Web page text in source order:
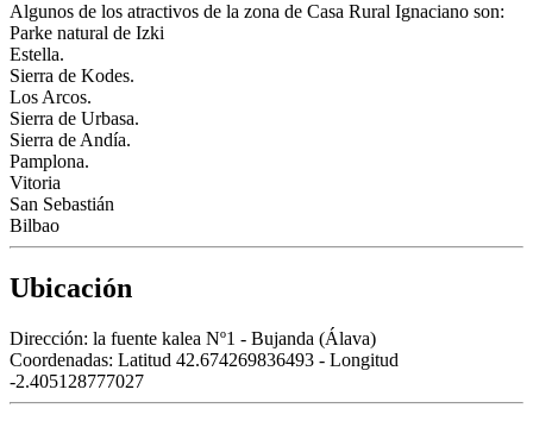
Algunos de los atractivos de la zona de Casa Rural Ignaciano son:
Parke natural de Izki
Estella.
Sierra de Kodes.
Los Arcos.
Sierra de Urbasa.
Sierra de Andía.
Pamplona.
Vitoria
San Sebastián
Bilbao
Ubicación
Dirección: la fuente kalea Nº1 - Bujanda (Álava)
Coordenadas: Latitud 42.674269836493 - Longitud
-2.405128777027